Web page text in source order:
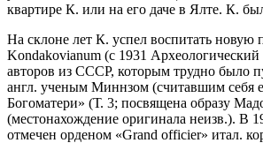
квартире К. или на его даче в Ялте. К.
На склоне лет К. успел воспитать новую
Kondakovianum (с 1931
авторов из СССР, которым трудно было
англ. ученым Миннзом (считавшим себя
Богоматери» (Т. 3; посвящена образу
(местонахождение оригинала неизв.). В
отмечен орденом «Grand officier» итал.